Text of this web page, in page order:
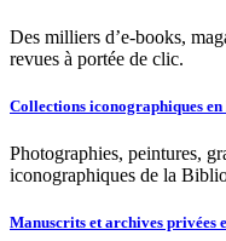
Des milliers d’e-books,
revues à portée de clic.
Collections iconographiques
Photographies, peintures,
iconographiques de la
Manuscrits et archives privées